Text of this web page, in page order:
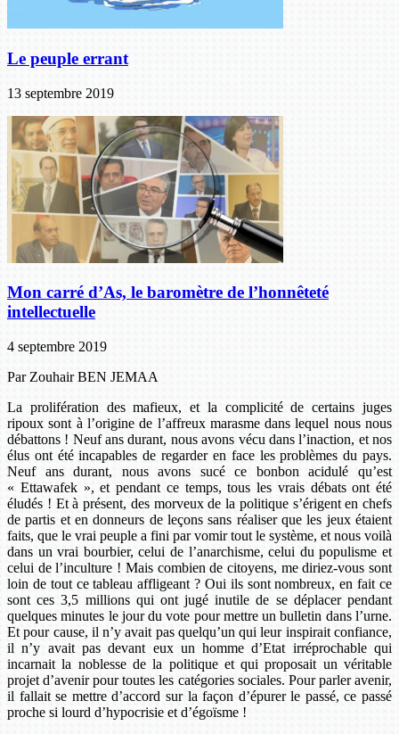
Le peuple errant
13 septembre 2019
Mon carré d’As, le baromètre de l’honnêteté
intellectuelle
4 septembre 2019
Par Zouhair BEN JEMAA
La prolifération des mafieux, et la complicité de certains juges
ripoux sont à l’origine de l’affreux marasme dans lequel nous nous
débattons ! Neuf ans durant, nous avons vécu dans l’inaction, et nos
élus ont été incapables de regarder en face les problèmes du pays.
Neuf ans durant, nous avons sucé ce bonbon acidulé qu’est
« Ettawafek », et pendant ce temps, tous les vrais débats ont été
éludés ! Et à présent, des morveux de la politique s’érigent en chefs
de partis et en donneurs de leçons sans réaliser que les jeux étaient
faits, que le vrai peuple a fini par vomir tout le système, et nous voilà
dans un vrai bourbier, celui de l’anarchisme, celui du populisme et
celui de l’inculture ! Mais combien de citoyens, me diriez-vous sont
loin de tout ce tableau affligeant ? Oui ils sont nombreux, en fait ce
sont ces 3,5 millions qui ont jugé inutile de se déplacer pendant
quelques minutes le jour du vote pour mettre un bulletin dans l’urne.
Et pour cause, il n’y avait pas quelqu’un qui leur inspirait confiance,
il n’y avait pas devant eux un homme d’Etat irréprochable qui
incarnait la noblesse de la politique et qui proposait un véritable
projet d’avenir pour toutes les catégories sociales. Pour parler avenir,
il fallait se mettre d’accord sur la façon d’épurer le passé, ce passé
proche si lourd d’hypocrisie et d’égoïsme !